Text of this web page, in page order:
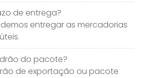
de entrega?
entregar as mercadorias
do pacote?
de exportação ou pacote